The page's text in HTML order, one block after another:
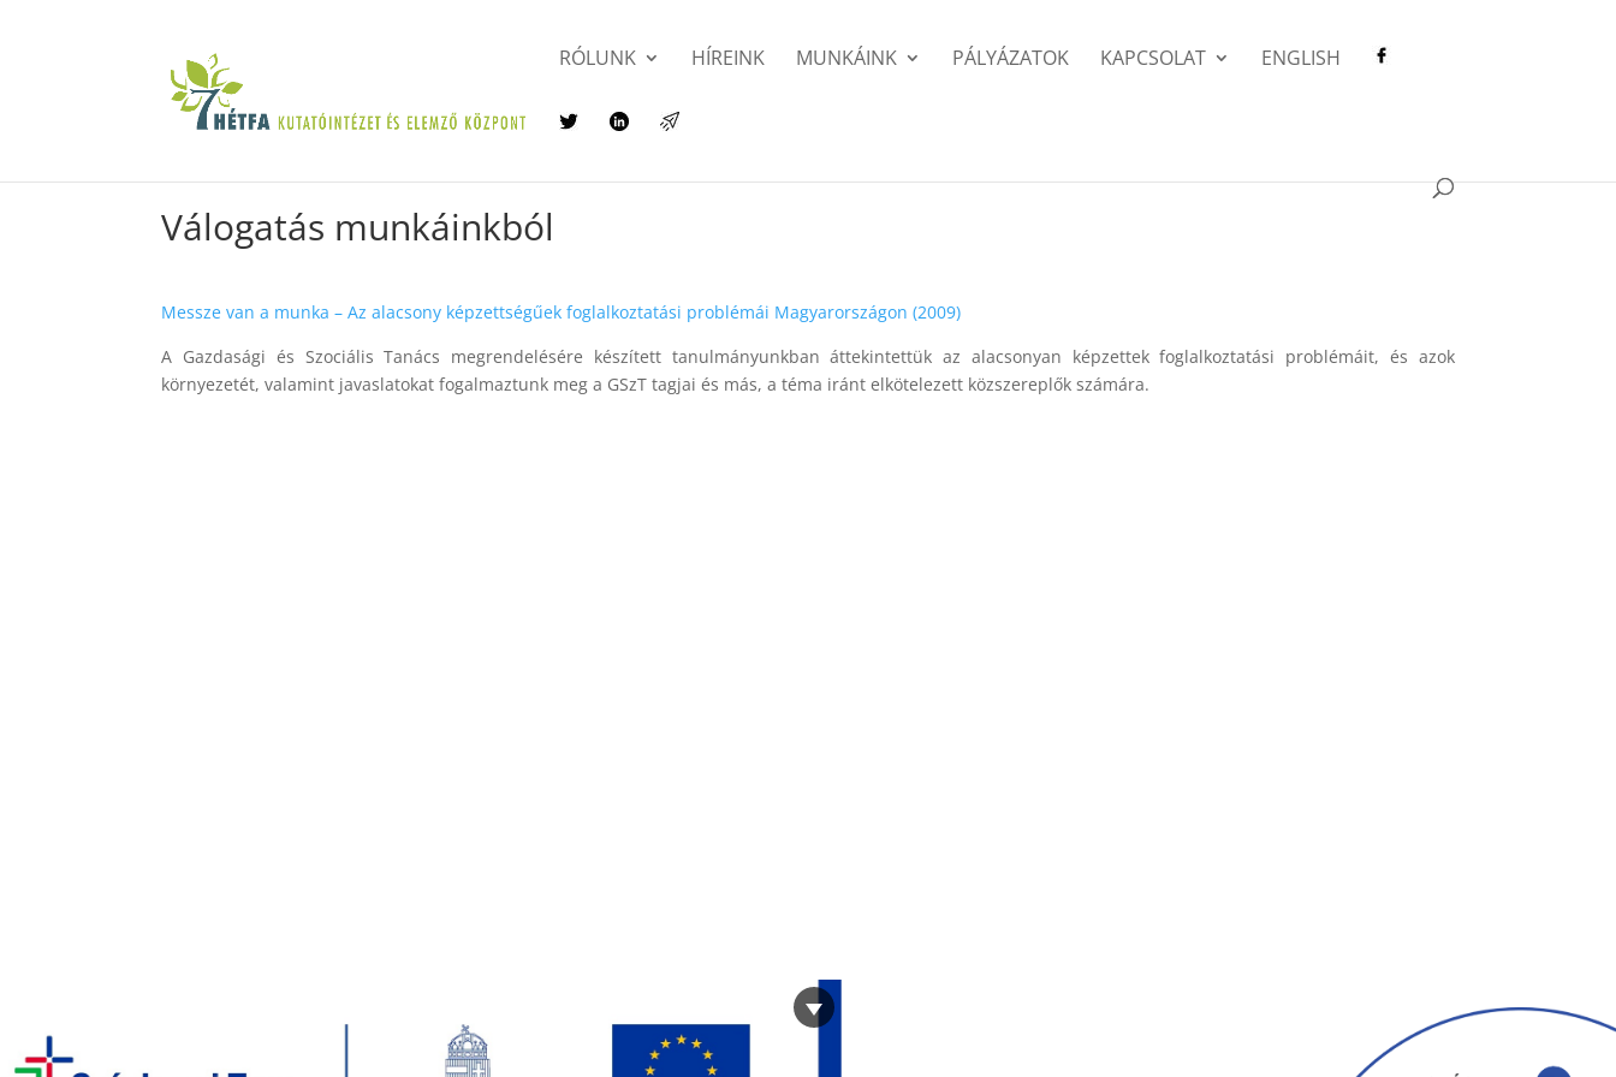
RÓLUNK HÍREINK MUNKÁINK PÁLYÁZATOK KAPCSOLAT ENGLISH
Válogatás munkáinkból
Messze van a munka – Az alacsony képzettségűek foglalkoztatási problémái Magyarországon (2009)
A Gazdasági és Szociális Tanács megrendelésére készített tanulmányunkban áttekintettük az alacsonyan képzettek foglalkoztatási problémáit, és azok
környezetét, valamint javaslatokat fogalmaztunk meg a GSzT tagjai és más, a téma iránt elkötelezett közszereplők számára.